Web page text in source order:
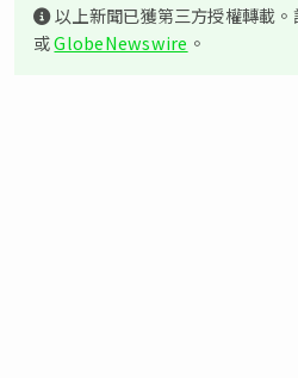
以上新聞已獲第三方授權轉載
或GlobeNewswire 。